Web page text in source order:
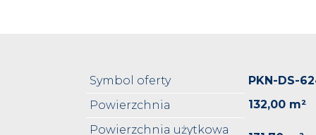
Symbol oferty
PKN-DS-
Powierzchnia
132,00 m²
Powierzchnia użytkowa